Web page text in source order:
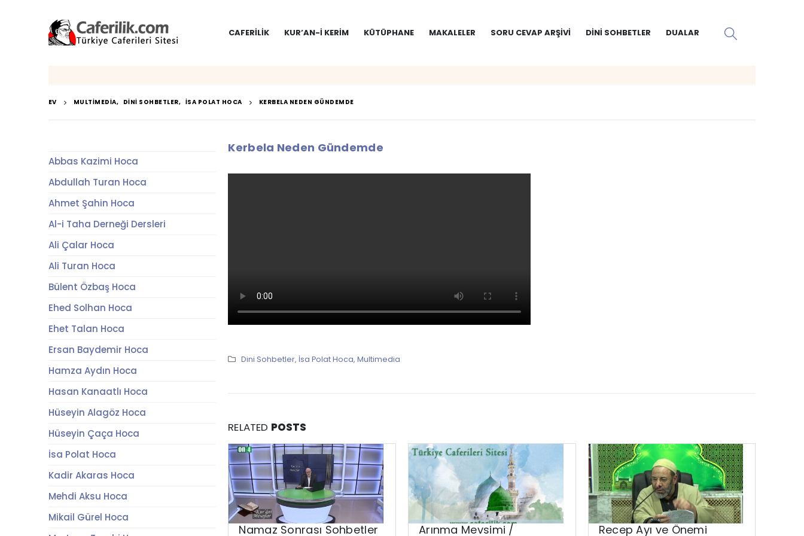
CAFERILIK KUR’AN-I KERIM KÜTÜPHANE MAKALELER SORU CEVAP ARŞIVI DINI SOHBETLER DUALAR
EV MULTIMEDIA, DINI SOHBETLER, İSA POLAT HOCA KERBELA NEDEN GÜNDEMDE
Kerbela Neden Gündemde
Dini Sohbetler, İsa Polat Hoca, Multimedia
RELATED POSTS
Namaz Sonrası Sohbetler
Arınma Mevsimi /
Recep Ayı ve Önemi
Abbas Kazimi Hoca
Abdullah Turan Hoca
Ahmet Şahin Hoca
Al-i Taha Derneği Dersleri
Ali Çalar Hoca
Ali Turan Hoca
Bülent Özbaş Hoca
Ehed Solhan Hoca
Ehet Talan Hoca
Ersan Baydemir Hoca
Hamza Aydın Hoca
Hasan Kanaatlı Hoca
Hüseyin Alagöz Hoca
Hüseyin Çaça Hoca
İsa Polat Hoca
Kadir Akaras Hoca
Mehdi Aksu Hoca
Mikail Gürel Hoca